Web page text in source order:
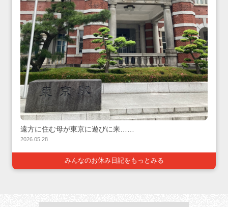
遠方に住む母が東京に遊びに来……
2026.05.28
みんなのお休み日記をもっとみる